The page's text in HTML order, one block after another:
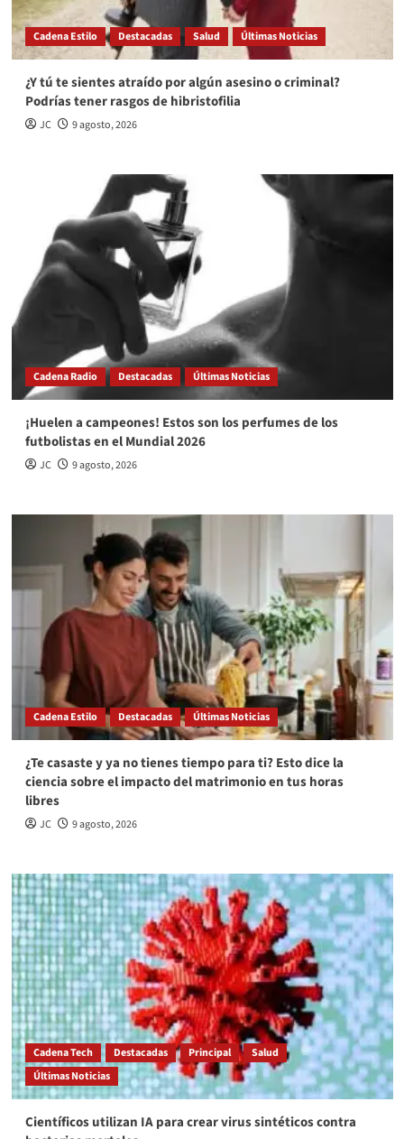
Cadena Estilo Destacadas Salud Últimas Noticias
¿Y tú te sientes atraído por algún asesino o criminal?
Podrías tener rasgos de hibristofilia
JC 9 agosto, 2026
Cadena Radio Destacadas Últimas Noticias
¡Huelen a campeones! Estos son los perfumes de los
futbolistas en el Mundial 2026
JC 9 agosto, 2026
Cadena Estilo Destacadas Últimas Noticias
¿Te casaste y ya no tienes tiempo para ti? Esto dice la
ciencia sobre el impacto del matrimonio en tus horas
libres
JC 9 agosto, 2026
Cadena Tech Destacadas Principal
Salud
Últimas Noticias
Científicos utilizan IA para crear virus sintéticos contra